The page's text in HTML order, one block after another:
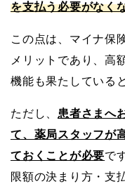
を支払う必要がなく
この点は、マイナ保
メリットであり、高
機能も果たしている
ただし、患者さまへ
て、薬局スタッフが
ておくことが必要で
限額の決まり方・支